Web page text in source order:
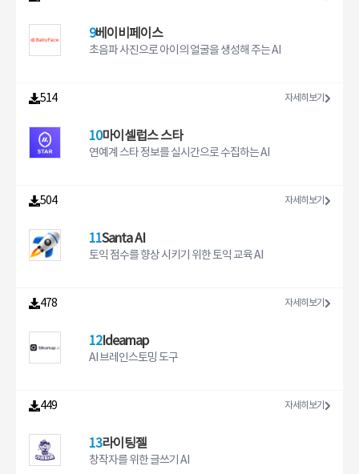
9베이비페이스
초음파 사진으로 아이의 얼굴을 생성해 주는 AI
514 자세히보기
10마이셀럽스 스타
연예계 스타 정보를 실시간으로 수집하는 AI
504 자세히보기
11Santa AI
토익 점수를 향상 시키기 위한 토익 교육 AI
478 자세히보기
12Ideamap
AI 브레인스토밍 도구
449 자세히보기
13라이팅젤
창작자를 위한 글쓰기 AI